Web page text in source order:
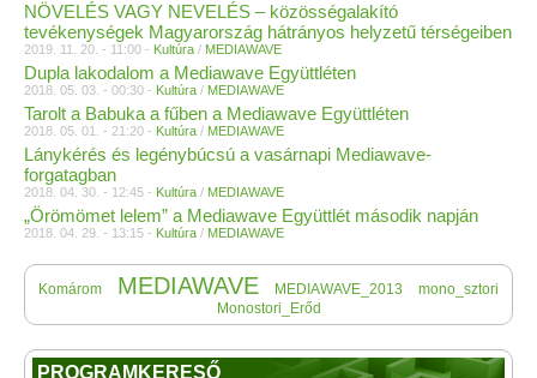
NÖVELÉS VAGY NEVELÉS – közösségalakító
tevékenységek Magyarország hátrányos helyzetű térségeiben
2019. 11. 20. - 11:00 - Kultúra / MEDIAWAVE
Dupla lakodalom a Mediawave Együttléten
2018. 05. 03. - 00:30 - Kultúra / MEDIAWAVE
Tarolt a Babuka a fűben a Mediawave Együttléten
2018. 05. 01. - 21:20 - Kultúra / MEDIAWAVE
Lánykérés és legénybúcsú a vasárnapi Mediawave-
forgatagban
2018. 04. 30. - 12:45 - Kultúra / MEDIAWAVE
„Örömömet lelem” a Mediawave Együttlét második napján
2018. 04. 29. - 13:15 - Kultúra / MEDIAWAVE
Komárom MEDIAWAVE MEDIAWAVE_2013
mono_sztori
Monostori_Erőd
PROGRAMKERESŐ